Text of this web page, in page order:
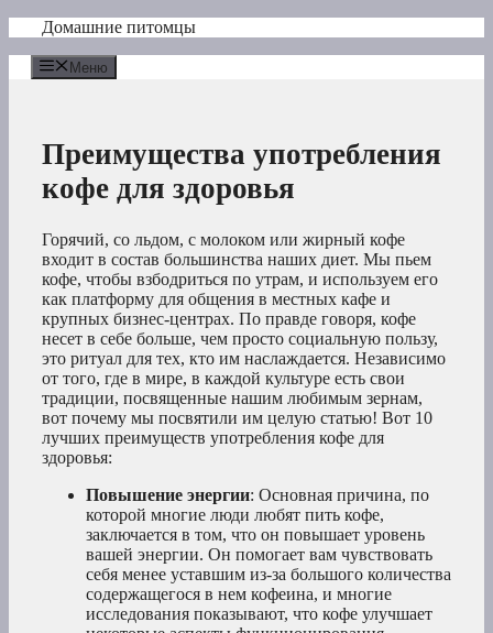
Перейти
содержимому
Домашние питомцы
Меню
Преимущества употребления
кофе для здоровья
Горячий, со льдом, с молоком или жирный кофе
входит в состав большинства наших диет. Мы пьем
кофе, чтобы взбодриться по утрам, и используем его
как платформу для общения в местных кафе и
крупных бизнес-центрах. По правде говоря, кофе
несет в себе больше, чем просто социальную пользу,
это ритуал для тех, кто им наслаждается. Независимо
от того, где в мире, в каждой культуре есть свои
традиции, посвященные нашим любимым зернам,
вот почему мы посвятили им целую статью! Вот 10
лучших преимуществ употребления кофе для
здоровья:
Повышение энергии: Основная причина, по
которой многие люди любят пить кофе,
заключается в том, что он повышает уровень
вашей энергии. Он помогает вам чувствовать
себя менее уставшим из-за большого количества
содержащегося в нем кофеина, и многие
исследования показывают, что кофе улучшает